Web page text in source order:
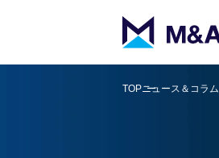
TOPニュース＆コラム